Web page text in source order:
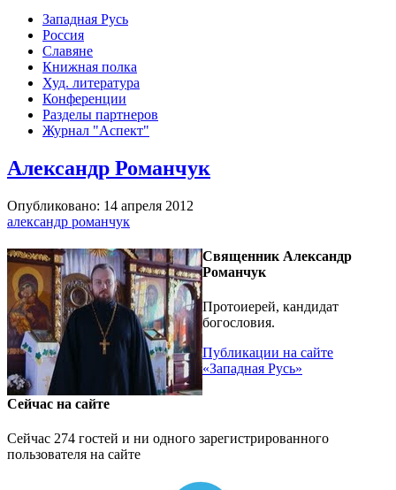
Западная Русь
Россия
Славяне
Книжная полка
Худ. литература
Конференции
Разделы партнеров
Журнал "Аспект"
Александр Романчук
Опубликовано: 14 апреля 2012
александр романчук
Священник Александр
Романчук
Протоиерей, кандидат
богословия.
Публикации на сайте
«Западная Русь»
Сейчас на сайте
Сейчас 274 гостей и ни одного зарегистрированного
пользователя на сайте